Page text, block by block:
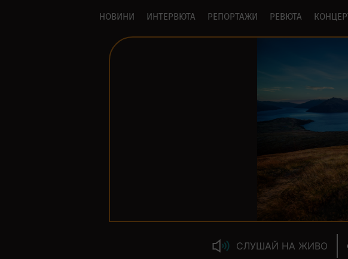
НОВИНИ ИНТЕРВЮТА РЕПОРТАЖИ РЕВЮТА
СЛУШАЙ НА ЖИВО